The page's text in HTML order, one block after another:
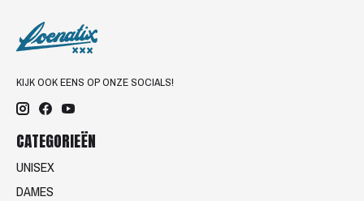
KIJK OOK EENS OP ONZE SOCIALS!
CATEGORIEËN
UNISEX
DAMES